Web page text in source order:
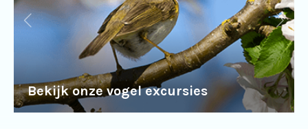
Bekijk onze vogel excursies